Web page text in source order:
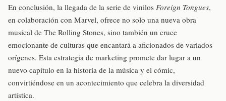
En conclusión, la llegada de la serie de vinilos Foreign Tongues,
en colaboración con Marvel, ofrece no solo una nueva obra
musical de The Rolling Stones, sino también un cruce
emocionante de culturas que encantará a aficionados de variados
orígenes. Esta estrategia de marketing promete dar lugar a un
nuevo capítulo en la historia de la música y el cómic,
convirtiéndose en un acontecimiento que celebra la diversidad
artística.